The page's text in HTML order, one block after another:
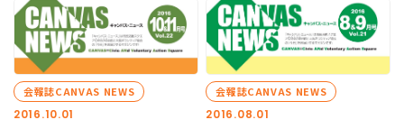
2016.10.01
会報誌CANVAS NEWS
2016.08.01
会報誌CANVAS NEWS